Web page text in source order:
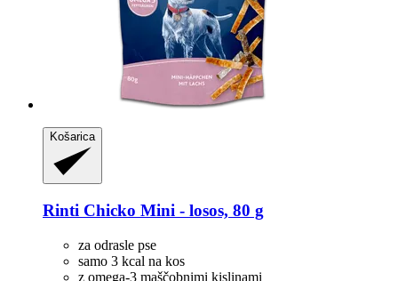
Košarica
Rinti Chicko Mini -​ losos, 80 g
za odrasle pse
samo 3 kcal na kos
z omega-3 maščobnimi kislinami